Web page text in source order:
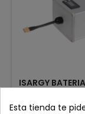
ISARGY
21A
Esta tienda te